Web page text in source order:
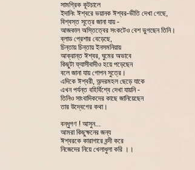
সামগ্রিক কূটচালে
ইদানিং ঈশ্বরে ভয়ানক ঈশ্বর-ভীতি দেখা গেছে,
বিশ্বস্ত সূত্রে জানা যায় -
আজকাল অস্তিত্বের সংকটেও বেশ ভুগছেন তিনি।
ব্লাড প্রেশার বেড়েছে,
চিন্তায় চিন্তায় ইনসমনিয়ায়
আক্রান্ত ঈশ্বর, ঘুমের অভাবে
কিছুটা ফ্যাসীবাদীও হয়ে পড়েছেন
বলে জানা যায় গোপন সুত্রে।
এদিকে ঈশ্বরী, অন্দরমহল ছেড়ে যাকে
এখন পর্যন্ত বহির্বিশ্বে দেখা যায়নি -
তিনিও সাংবাদিকদের কাছে জানিয়েছেন
তার উদ্বেগের কথা।
বন্ধুগণ ! আসুন...
আমরা কিছুক্ষনের জন্য
ঈশ্বরকে কারাগারে বন্দী করে
নিজেদের নিয়ে খেলাধুলা করি ।।